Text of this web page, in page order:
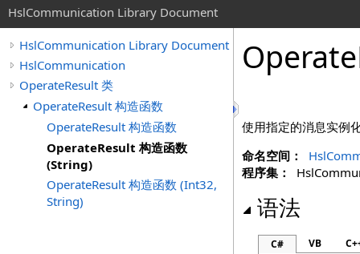
HslCommunication Library Document
HslCommunication Library Document
HslCommunication
OperateResult 类
OperateResult 构造函数
OperateResult 构造函数
OperateResult 构造函数
(String)
OperateResult 构造函数 (Int32,
String)
使用指定的消息实例
命名空间：
程序集：
语法
C# VB